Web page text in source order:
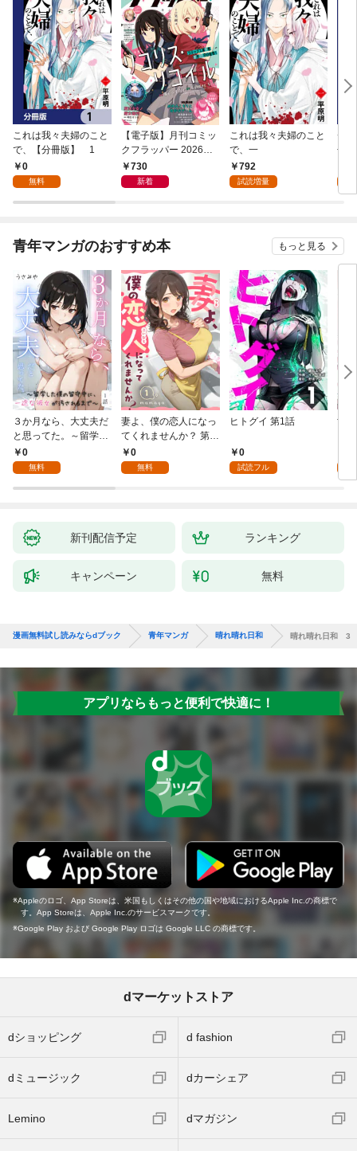
これは我々夫婦のこと
で、【分冊版】 1
0
無料
【電子版】月刊コミッ
クフラッパー 2026年9
月号730
新着
これは我々夫婦のこと
で、一
792
試読増量
チ
冊
青年マンガのおすすめ本 もっと見る
３か月なら、大丈夫だ
と思ってた。～留学し
た僕の留守中に、一途
な彼女が汚されるまで
0
無料
妻よ、僕の恋人になっ
てくれませんか？ 第1
話0
無料
ヒトグイ 第1話
0
試読フル
世
新刊配信予定 ランキング
キャンペーン 無料
漫画無料試し読みならdブック 青年マンガ 晴れ晴れ日和 晴れ晴れ日和 3
アプリならもっと便利で快適に！
Appleのロゴ、App Storeは、米国もしくはその他の国や地域におけるApple Inc.の商標で
す。App Storeは、Apple Inc.のサービスマークです。
Google Play および Google Play ロゴは Google LLC の商標です。
dマーケットストア
dショッピング d fashion
dミュージック dカーシェア
Lemino dマガジン